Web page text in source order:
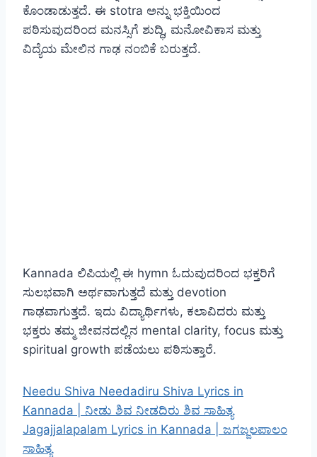
ಕೊಂಡಾಡುತ್ತದೆ. ಈ stotra ಅನ್ನು ಭಕ್ತಿಯಿಂದ
ಪಠಿಸುವುದರಿಂದ ಮನಸ್ಸಿಗೆ ಶುದ್ಧಿ, ಮನೋವಿಕಾಸ ಮತ್ತು
ವಿದ್ಯೆಯ ಮೇಲಿನ ಗಾಢ ನಂಬಿಕೆ ಬರುತ್ತದೆ.
Kannada ಲಿಪಿಯಲ್ಲಿ ಈ hymn ಓದುವುದರಿಂದ ಭಕ್ತರಿಗೆ
ಸುಲಭವಾಗಿ ಅರ್ಥವಾಗುತ್ತದೆ ಮತ್ತು devotion
ಗಾಢವಾಗುತ್ತದೆ. ಇದು ವಿದ್ಯಾರ್ಥಿಗಳು, ಕಲಾವಿದರು ಮತ್ತು
ಭಕ್ತರು ತಮ್ಮ ಜೀವನದಲ್ಲಿನ mental clarity, focus ಮತ್ತು
spiritual growth ಪಡೆಯಲು ಪಠಿಸುತ್ತಾರೆ.
Needu Shiva Needadiru Shiva Lyrics in
Kannada | ನೀಡು ಶಿವ ನೀಡದಿರು ಶಿವ ಸಾಹಿತ್ಯ
Jagajjalapalam Lyrics in Kannada | ಜಗಜ್ಜಲಪಾಲಂ
ಸಾಹಿತ್ಯ